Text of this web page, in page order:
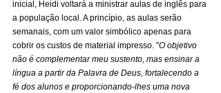
inicial, Heidi voltará a ministrar aulas de inglês para
a população local. A princípio, as aulas serão
semanais, com um valor simbólico apenas para
cobrir os custos de material impresso. "O objetivo
não é complementar meu sustento, mas ensinar a
língua a partir da Palavra de Deus, fortalecendo a
fé dos alunos e proporcionando-lhes uma nova